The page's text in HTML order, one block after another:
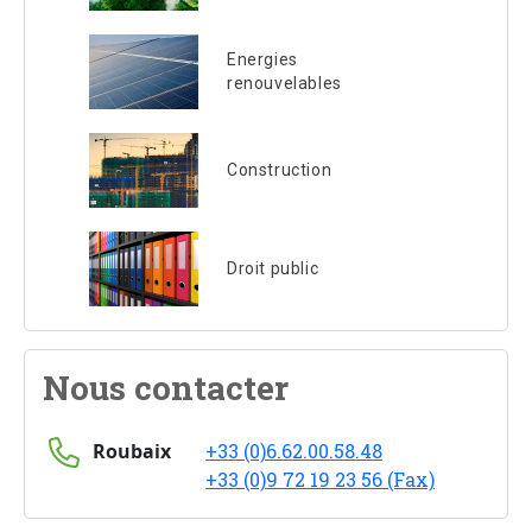
Energies
renouvelables
Construction
Droit public
Nous contacter
Roubaix
+33 (0)6.62.00.58.48
+33 (0)9 72 19 23 56 (Fax)